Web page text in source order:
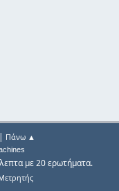
Πάνω ▲
με 20 ερωτήματα.